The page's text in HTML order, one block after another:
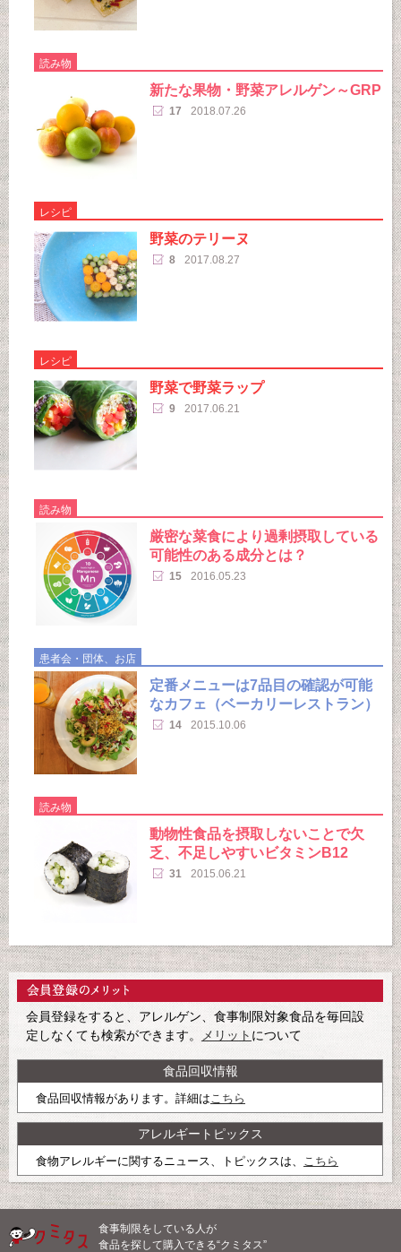
読み物
新たな果物・野菜アレルゲン～GRP
17 2018.07.26
レシピ
野菜のテリーヌ
8 2017.08.27
レシピ
野菜で野菜ラップ
9 2017.06.21
読み物
厳密な菜食により過剰摂取している
可能性のある成分とは？
15 2016.05.23
患者会・団体、お店
定番メニューは7品目の確認が可能
なカフェ（ベーカリーレストラン）
14 2015.10.06
読み物
動物性食品を摂取しないことで欠
乏、不足しやすいビタミンB12
31 2015.06.21
会員登録をすると、アレルゲン、食事制限対象食品を毎回設
定しなくても検索ができます。
メリット について
食品回収情報
食品回収情報があります。詳細はこちら
アレルギートピックス
食物アレルギーに関するニュース、トピックスは、 こちら
食事制限をしている人が
食品を探して購入できる“クミタス”